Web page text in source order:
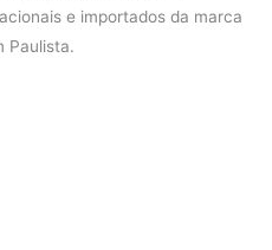
e importados da marca
Paulista.